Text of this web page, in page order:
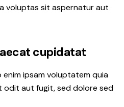
voluptas sit aspernatur aut
cupidatat
ipsam voluptatem quia
aut fugit, sed dolore sed